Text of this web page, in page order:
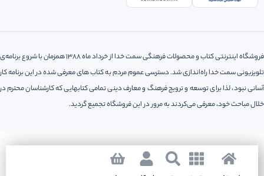
فروشگاه اینترنتی کتاب و محصولات فرهنگی سمت خدا از خرداد ماه 1388 همزمان با شروع برنامه‌ی
تلویزیونی سمت خدا راه‌اندازی شد. دسترسی عموم مردم به کتاب های معرفی شده در این برنامه کار
آسانی نبود، لذا‌ برای توسعه و ترویج فرهنگ و معارف دینی تمامی کتابهایی که کارشناسان محترم در
خلال مباحث خود، معرفی می‌کردند به مرور در این فروشگاه تجمیع گردید.
کلیه حقوق مادی و معنوی این سایت متعلق به فروشگاه اینترنتی سمت خدا می باشد.